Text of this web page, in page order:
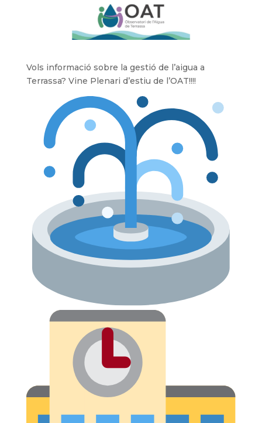
Vols informació sobre la gestió de l’aigua a
Terrassa? Vine Plenari d’estiu de l’OAT!!!!